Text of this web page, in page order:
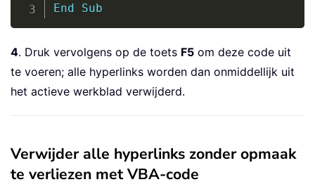
End
Sub
4. Druk vervolgens op de toets F5 om deze code uit
te voeren; alle hyperlinks worden dan onmiddellijk uit
het actieve werkblad verwijderd.
Verwijder alle hyperlinks zonder opmaak
te verliezen met VBA-code